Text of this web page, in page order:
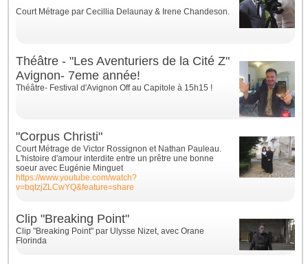
Court Métrage parCecillia Delaunay & Irene Chandeson.
Théâtre - "Les Aventuriers de la Cité Z"
Avignon- 7eme année!
Théâtre- Festival d'Avignon Off au Capitole à 15h15 !
"Corpus Christi"
Court Métrage de Victor Rossignon et Nathan Pauleau.
L'histoire d'amour interdite entre un prêtre une bonne
soeur avec Eugénie Minguet
https://www.youtube.com/watch?
v=bqtzjZLCwYQ&feature=share
Clip "Breaking Point"
Clip "Breaking Point" par Ulysse Nizet, avec Orane
Florinda